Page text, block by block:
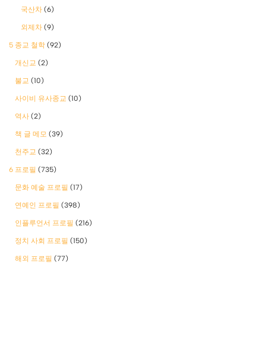
국산차 (6)
외제차 (9)
5 종교 철학 (92)
개신교 (2)
불교 (10)
사이비 유사종교 (10)
역사 (2)
책 글 메모 (39)
천주교 (32)
6 프로필 (735)
문화 예술 프로필 (17)
연예인 프로필 (398)
인플루언서 프로필 (216)
정치 사회 프로필 (150)
해외 프로필 (77)